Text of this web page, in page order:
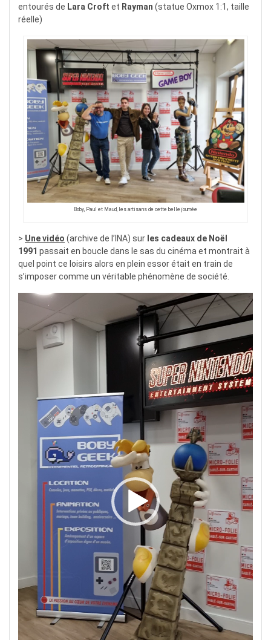
entourés de Lara Croft et Rayman (statue Oxmox 1:1, taille
réelle)
Boby, Paul et Maud, les artisans de cette belle journée
> Une vidéo (archive de l’INA) sur les cadeaux de Noël
1991 passait en boucle dans le sas du cinéma et montrait à
quel point ce loisirs alors en plein essor était en train de
s’imposer comme un véritable phénomène de société.
Lecteur